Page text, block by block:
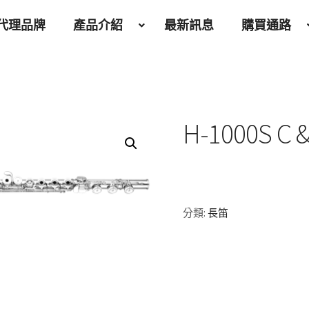
理品牌 產品介紹 最新訊息 購買通路
H-1000S C
分類:長笛